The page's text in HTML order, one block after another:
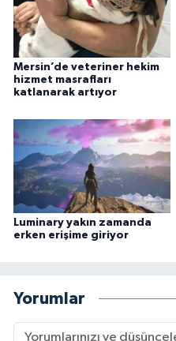
Mersin’de veteriner hekim
hizmet masrafları
katlanarak artıyor
Luminary yakın zamanda
erken erişime giriyor
Yorumlar